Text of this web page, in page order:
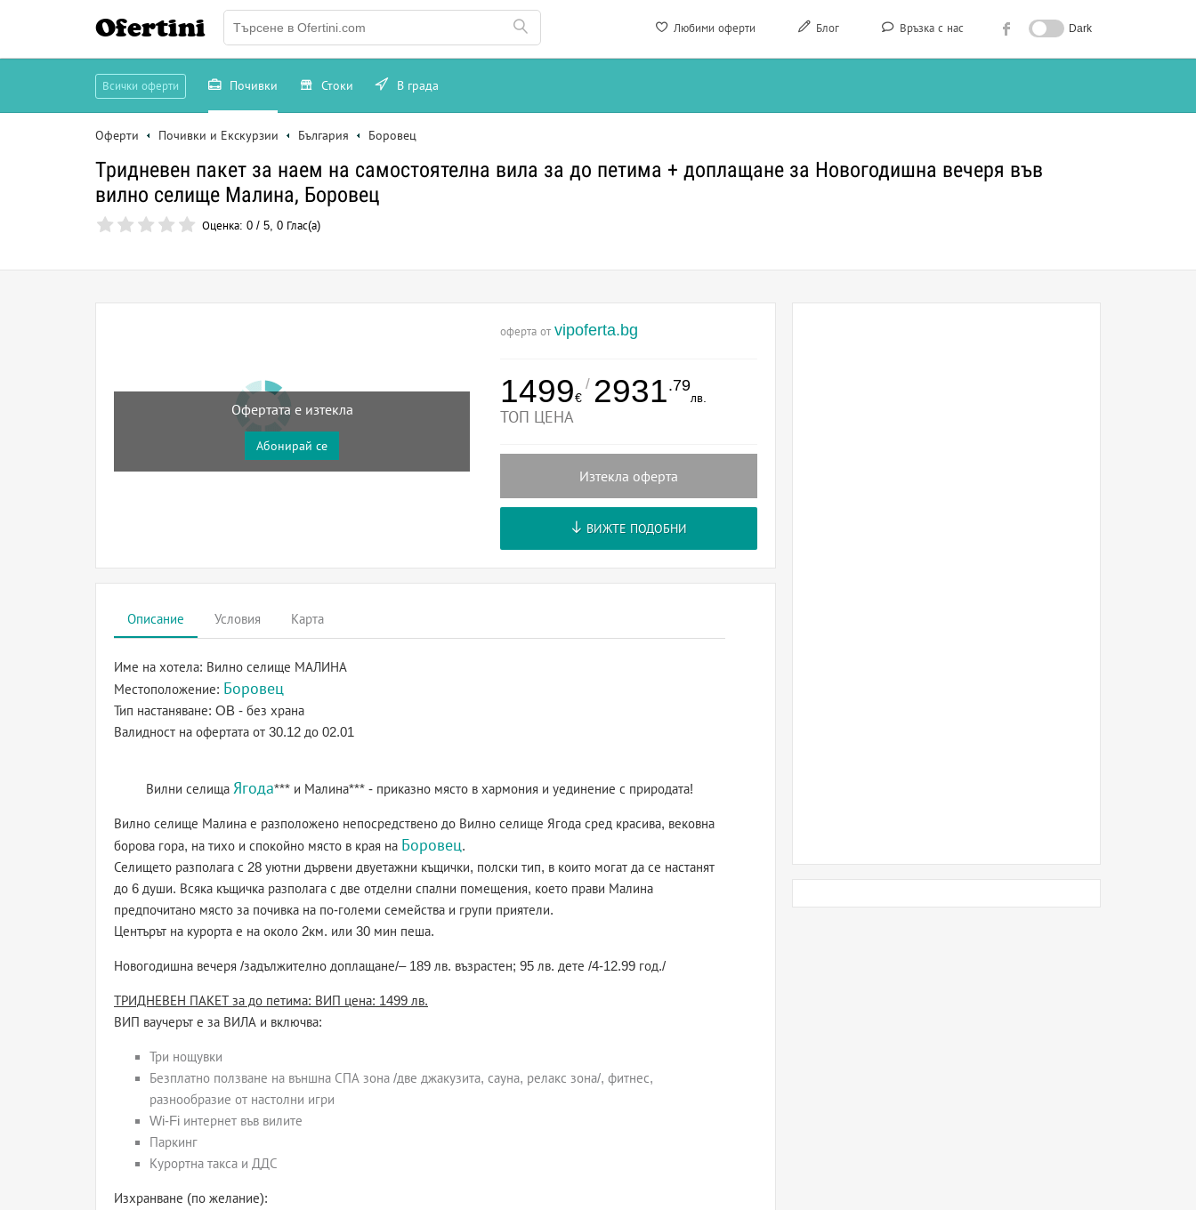
Любими оферти Блог Връзка с нас Dark
Ofertini
Всички оферти Почивки Стоки В града
Оферти Почивки и Екскурзии България Боровец
Тридневен пакет за наем на самостоятелна вила за до петима + доплащане за Новогодишна вечеря във
вилно селище Малина, Боровец
Оценка: 0 / 5, 0 Глас(а)
Офертата е изтекла
Абонирай се
оферта от vipoferta.bg
1499€
/ 2931.79
лв.
ТОП ЦЕНА
Изтекла оферта
ВИЖТЕ ПОДОБНИ
Описание Условия Карта
Име на хотела: Вилно селище МАЛИНА
Местоположение: Боровец
Тип настаняване: OB - без храна
Валидност на офертата от 30.12 до 02.01
Вилни селища Ягода*** и Малина*** - приказно място в хармония и уединение с природата!
Вилно селище Малина е разположено непосредствено до Вилно селище Ягода сред красива, вековна
борова гора, на тихо и спокойно място в края на Боровец.
Селището разполага с 28 уютни дървени двуетажни къщички, полски тип, в които могат да се настанят
до 6 души. Всяка къщичка разполага с две отделни спални помещения, което прави Малина
предпочитано място за почивка на по-големи семейства и групи приятели.
Центърът на курорта е на около 2км. или 30 мин пеша.
Новогодишна вечеря /задължително доплащане/– 189 лв. възрастен; 95 лв. дете /4-12.99 год./
ТРИДНЕВЕН ПАКЕТ за до петима: ВИП цена: 1499 лв.
ВИП ваучерът е за ВИЛА и включва:
Три нощувки
Безплатно ползване на външна СПА зона /две джакузита, сауна, релакс зона/, фитнес,
разнообразие от настолни игри
Wi-Fi интернет във вилите
Паркинг
Курортна такса и ДДС
Изхранване (по желание):